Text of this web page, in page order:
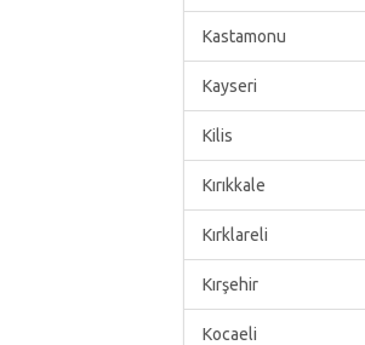
Kastamonu
Kayseri
Kilis
Kırıkkale
Kırklareli
Kırşehir
Kocaeli